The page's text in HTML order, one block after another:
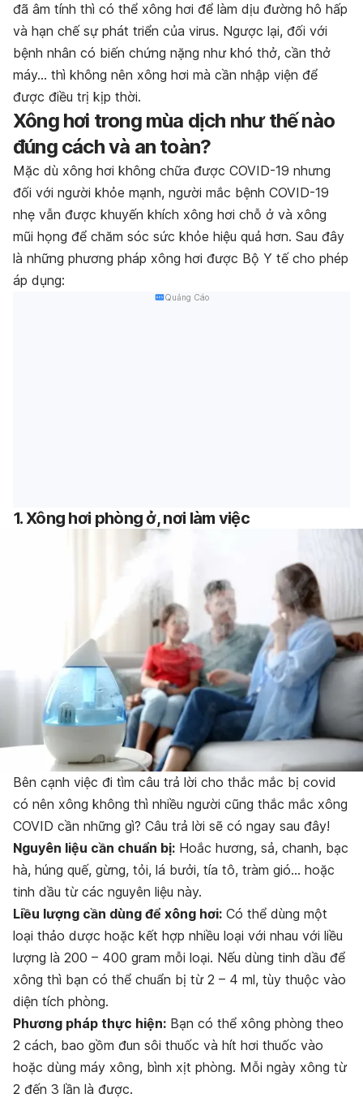
đã âm tính thì có thể xông hơi để làm dịu đường hô hấp
và hạn chế sự phát triển của virus. Ngược lại, đối với
bệnh nhân có biến chứng nặng như khó thở, cần thở
máy… thì không nên xông hơi mà cần nhập viện để
được điều trị kịp thời.
Xông hơi trong mùa dịch như thế nào
đúng cách và an toàn?
Mặc dù xông hơi không chữa được COVID-19 nhưng
đối với người khỏe mạnh, người mắc bệnh COVID-19
nhẹ vẫn được khuyến khích xông hơi chỗ ở và xông
mũi họng để chăm sóc sức khỏe hiệu quả hơn. Sau đây
là những phương pháp xông hơi được Bộ Y tế cho phép
áp dụng:
Quảng Cáo
1. Xông hơi phòng ở, nơi làm việc
Bên cạnh việc đi tìm câu trả lời cho thắc mắc bị covid
có nên xông không thì nhiều người cũng thắc mắc xông
COVID cần những gì? Câu trả lời sẽ có ngay sau đây!
Nguyên liệu cần chuẩn bị: Hoắc hương, sả, chanh, bạc
hà, húng quế, gừng, tỏi, lá bưởi, tía tô, tràm gió… hoặc
tinh dầu từ các nguyên liệu này.
Liều lượng cần dùng để xông hơi: Có thể dùng một
loại thảo dược hoặc kết hợp nhiều loại với nhau với liều
lượng là 200 – 400 gram mỗi loại. Nếu dùng tinh dầu để
xông thì bạn có thể chuẩn bị từ 2 – 4 ml, tùy thuộc vào
diện tích phòng.
Phương pháp thực hiện: Bạn có thể xông phòng theo
2 cách, bao gồm đun sôi thuốc và hít hơi thuốc vào
hoặc dùng máy xông, bình xịt phòng. Mỗi ngày xông từ
2 đến 3 lần là được.